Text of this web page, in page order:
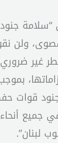
“سلامة
ولن
غير
قوات
جميع
لبنان”.